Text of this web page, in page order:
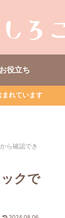
役立ち
まれています
ら確認でき
クで